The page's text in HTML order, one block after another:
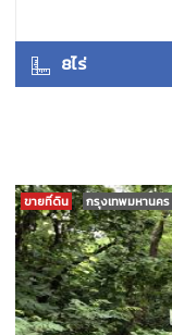
8ไร่
ขายที่ดิน กรุงเทพมหานคร